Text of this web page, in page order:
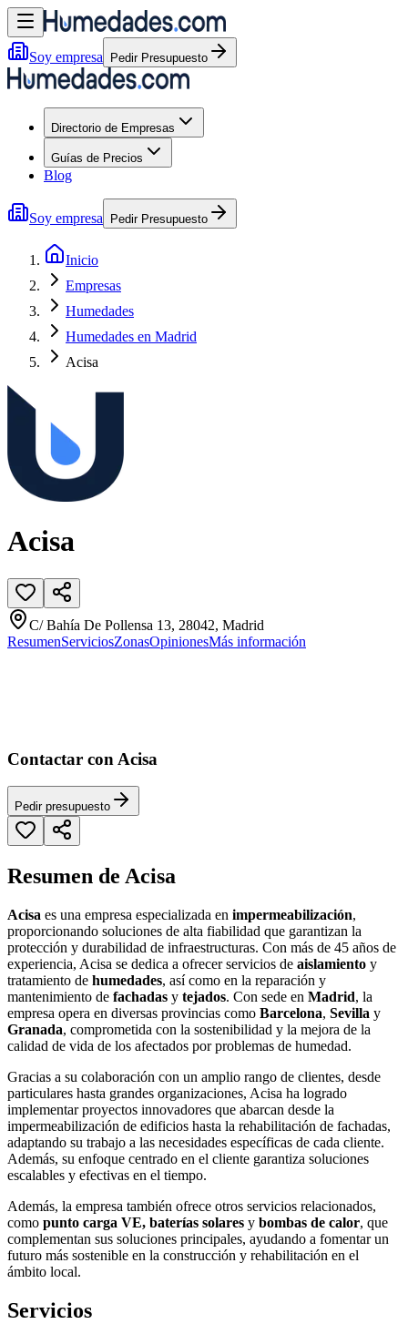
Soy empresa Pedir Presupuesto
Directorio de Empresas
Guías de Precios
Blog
Soy empresa Pedir Presupuesto
Inicio
Empresas
Humedades
Humedades en Madrid
Acisa
Acisa
C/ Bahía De Pollensa 13, 28042, Madrid
ResumenServiciosZonasOpinionesMás información
Contactar con Acisa
Pedir presupuesto
Resumen de Acisa
Acisa es una empresa especializada en impermeabilización,
proporcionando soluciones de alta fiabilidad que garantizan la
protección y durabilidad de infraestructuras. Con más de 45 años de
experiencia, Acisa se dedica a ofrecer servicios de aislamiento y
tratamiento de humedades, así como en la reparación y
mantenimiento de fachadas y tejados. Con sede en Madrid, la
empresa opera en diversas provincias como Barcelona, Sevilla y
Granada, comprometida con la sostenibilidad y la mejora de la
calidad de vida de los afectados por problemas de humedad.
Gracias a su colaboración con un amplio rango de clientes, desde
particulares hasta grandes organizaciones, Acisa ha logrado
implementar proyectos innovadores que abarcan desde la
impermeabilización de edificios hasta la rehabilitación de fachadas,
adaptando su trabajo a las necesidades específicas de cada cliente.
Además, su enfoque centrado en el cliente garantiza soluciones
escalables y efectivas en el tiempo.
Además, la empresa también ofrece otros servicios relacionados,
como punto carga VE, baterías solares y bombas de calor, que
complementan sus soluciones principales, ayudando a fomentar un
futuro más sostenible en la construcción y rehabilitación en el
ámbito local.
Servicios